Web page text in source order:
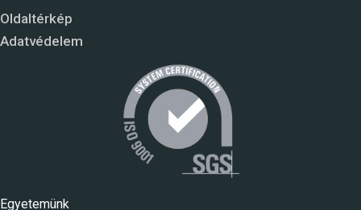
Oldaltérkép
Adatvédelem
Egyetemünk